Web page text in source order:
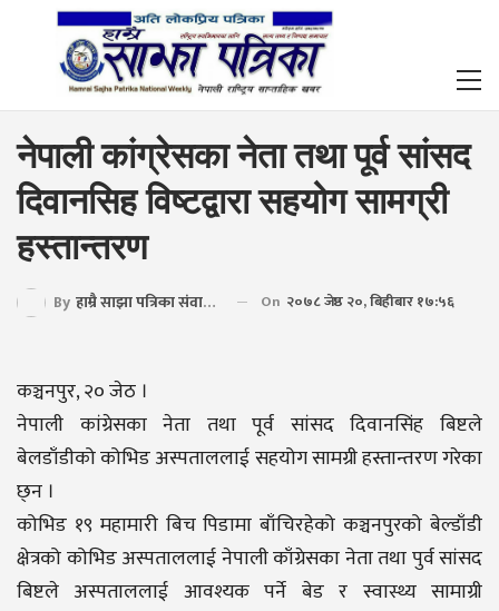
नेपाली कांग्रेसका नेता तथा पूर्व सांसद
दिवानसिह विष्टद्वारा सहयोग सामग्री
हस्तान्तरण
By हाम्रै साझा पत्रिका संवाददाता On २०७८ जेष्ठ २०, बिहीबार १७:५६
कञ्चनपुर, २० जेठ ।
नेपाली कांग्रेसका नेता तथा पूर्व सांसद दिवानसिंह बिष्टले
बेलडाँडीको कोभिड अस्पताललाई सहयोग सामग्री हस्तान्तरण गरेका
छ्न ।
कोभिड १९ महामारी बिच पिडामा बाँचिरहेको कञ्चनपुरको बेल्डाँडी
क्षेत्रको कोभिड अस्पताललाई नेपाली काँग्रेसका नेता तथा पुर्व सांसद
बिष्टले अस्पताललाई आवश्यक पर्ने बेड र स्वास्थ्य सामाग्री